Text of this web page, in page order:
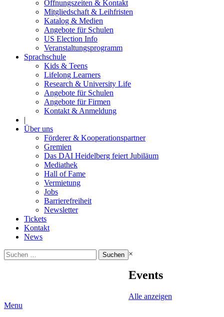
Öffnungszeiten & Kontakt
Mitgliedschaft & Leihfristen
Katalog & Medien
Angebote für Schulen
US Election Info
Veranstaltungsprogramm
Sprachschule
Kids & Teens
Lifelong Learners
Research & University Life
Angebote für Schulen
Angebote für Firmen
Kontakt & Anmeldung
|
Über uns
Förderer & Kooperationspartner
Gremien
Das DAI Heidelberg feiert Jubiläum
Mediathek
Hall of Fame
Vermietung
Jobs
Barrierefreiheit
Newsletter
Tickets
Kontakt
News
Suchen
nach:
×
Events
Alle anzeigen
Menu